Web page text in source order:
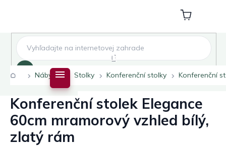
Nákupní
košík
DomůNábytek Stolky Konferenční stolky Konferenční
Konferenční stolek Elegance
60cm mramorový vzhled bílý,
zlatý rám